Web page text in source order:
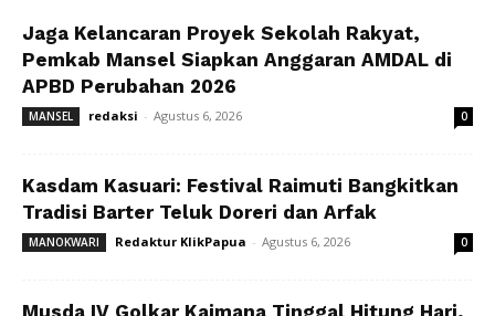
Jaga Kelancaran Proyek Sekolah Rakyat,
Pemkab Mansel Siapkan Anggaran AMDAL di
APBD Perubahan 2026
MANSEL redaksi - Agustus 6, 2026 0
Kasdam Kasuari: Festival Raimuti Bangkitkan
Tradisi Barter Teluk Doreri dan Arfak
MANOKWARI Redaktur KlikPapua - Agustus 6, 2026 0
Musda IV Golkar Kaimana Tinggal Hitung Hari,